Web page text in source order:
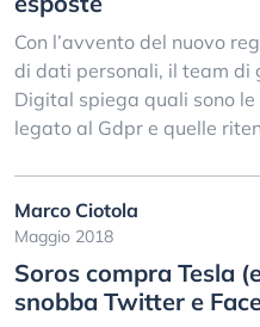
Con l’avvento del nuovo
di dati personali, il team di
Digital spiega quali sono
legato al Gdpr e quelle
Marco Ciotola
Maggio 2018
Soros compra Tesla
snobba Twitter e